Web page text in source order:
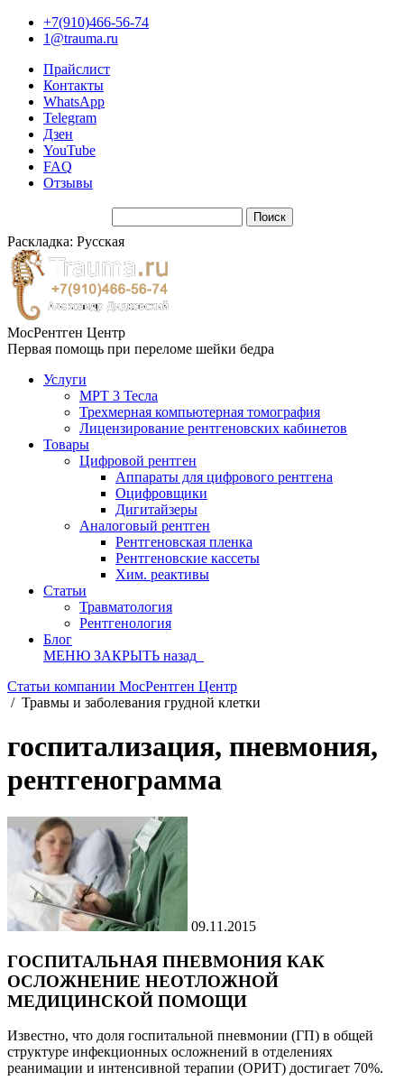
+7(910)466-56-74
1@trauma.ru
Прайслист
Контакты
WhatsApp
Telegram
Дзен
YouTube
FAQ
Отзывы
Раскладка: Русская
МосРентген Центр
Первая помощь при переломе шейки бедра
Услуги
МРТ 3 Тесла
Трехмерная компьютерная томография
Лицензирование рентгеновских кабинетов
Товары
Цифровой рентген
Аппараты для цифрового рентгена
Оцифровщики
Дигитайзеры
Аналоговый рентген
Рентгеновская пленка
Рентгеновские кассеты
Хим. реактивы
Статьи
Травматология
Рентгенология
Блог
МЕНЮ ЗАКРЫТЬ назад
Статьи компании МосРентген Центр
/ Травмы и заболевания грудной клетки
госпитализация, пневмония,
рентгенограмма
09.11.2015
ГОСПИТАЛЬНАЯ ПНЕВМОНИЯ КАК
ОСЛОЖНЕНИЕ НЕОТЛОЖНОЙ
МЕДИЦИНСКОЙ ПОМОЩИ
Известно, что доля госпитальной пневмонии (ГП) в общей
структуре инфекционных осложнений в отделениях
реанимации и интенсивной терапии (ОРИТ) достигает 70%.